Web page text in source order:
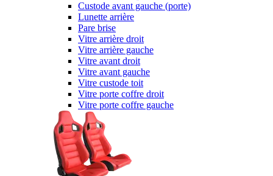
Custode avant gauche (porte)
Lunette arrière
Pare brise
Vitre arrière droit
Vitre arrière gauche
Vitre avant droit
Vitre avant gauche
Vitre custode toit
Vitre porte coffre droit
Vitre porte coffre gauche